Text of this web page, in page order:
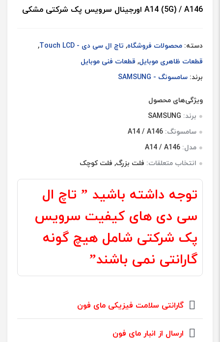
A14 (5G) / A146 اورجینال سرویس پک شرکتی مشکی
دسته: محصولات فروشگاه, تاچ ال سی دی - Touch LCD
,
قطعات ظاهری موبایل, قطعات فنی موبایل
برند: سامسونگ - SAMSUNG
ویژگی‌های محصول
برند: SAMSUNG
سامسونگ: A14 / A146
مدل: A14 / A146
انتخاب متعلقات: فلت بزرگ, فلت کوچک
توجه داشته باشید ” تاچ ال
سی دی های کیفیت سرویس
پک شرکتی شامل هیچ گونه
گارانتی نمی باشند”
گارانتی سلامت فیزیکی مای فون
ارسال از انبار مای فون